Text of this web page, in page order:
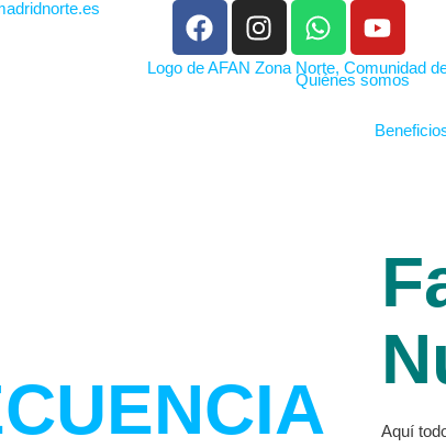
Quiénes somos
Aquí